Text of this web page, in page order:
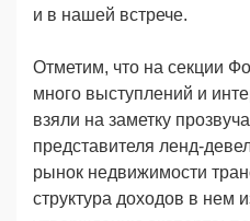
и в нашей встрече.
Отметим, что на секции
много выступлений и
взяли на заметку
представителя ленд-
рынок недвижимости
структура доходов в нем